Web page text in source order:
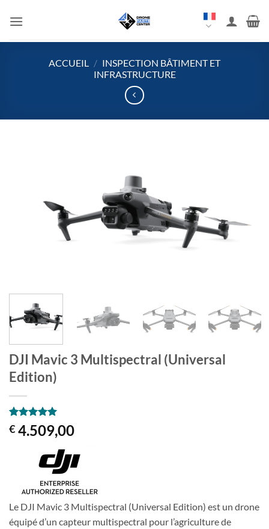
ACCUEIL / INSPECTION BÂTIMENT ET
INFRASTRUCTURE
DJI Mavic 3 Multispectral (Universal
Edition)
Noté5sur
5 basé sur
2
€ 4.509,00
Le DJI Mavic 3 Multispectral (Universal Edition) est un drone
équipé d’un capteur multispectral pour l’agriculture de